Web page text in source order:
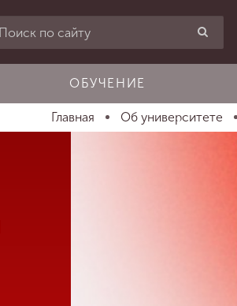
ОБУЧЕНИЕ
Главная Об университете